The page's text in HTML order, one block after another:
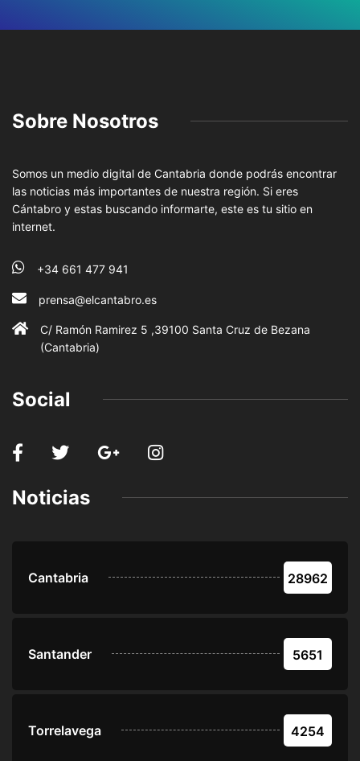
Sobre Nosotros
Somos un medio digital de Cantabria donde podrás encontrar
las noticias más importantes de nuestra región. Si eres
Cántabro y estas buscando informarte, este es tu sitio en
internet.
+34 661 477 941
prensa@elcantabro.es
C/ Ramón Ramirez 5 ,39100 Santa Cruz de Bezana
(Cantabria)
Social
Noticias
Cantabria 28962
Santander 5651
Torrelavega 4254